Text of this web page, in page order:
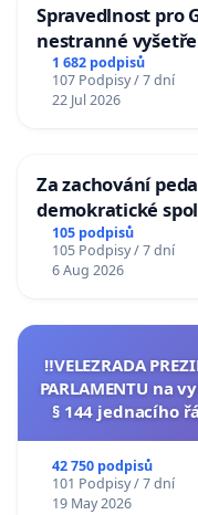
Spravedlnost pro
nestranné
1 682 podpisů
107 Podpisy / 7 dní
22 Jul 2026
Za zachování
demokratické
105 podpisů
105 Podpisy / 7 dní
6 Aug 2026
‼️VELEZRADA
PARLAMENTU na
§ 144 jednacího
42 750 podpisů
101 Podpisy / 7 dní
19 May 2026